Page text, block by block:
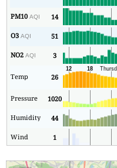
PM10AQI 14
O3AQI 51
NO2AQI 3
Temp 26
Pressure 1020
Humidity 44
Wind 1